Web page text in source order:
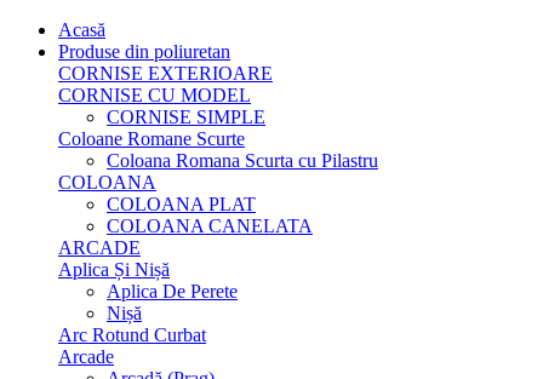
Acasă
Produse din poliuretan
CORNISE EXTERIOARE
CORNISE CU MODEL
CORNISE SIMPLE
Coloane Romane Scurte
Coloana Romana Scurta cu Pilastru
COLOANA
COLOANA PLAT
COLOANA CANELATA
ARCADE
Aplica Și Nișă
Aplica De Perete
Nișă
Arc Rotund Curbat
Arcade